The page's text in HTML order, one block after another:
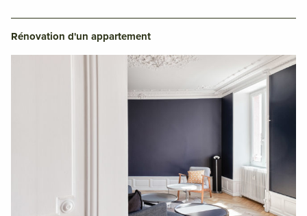
Rénovation d'un appartement